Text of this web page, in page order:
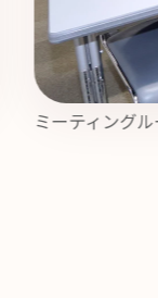
ミーティング